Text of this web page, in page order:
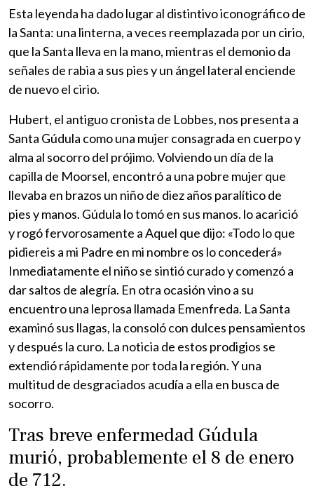
Esta leyenda ha dado lugar al distintivo iconográfico de
la Santa: una linterna, a veces reemplazada por un cirio,
que la Santa lleva en la mano, mientras el demonio da
señales de rabia a sus pies y un ángel lateral enciende
de nuevo el cirio.
Hubert, el antiguo cronista de Lobbes, nos presenta a
Santa Gúdula como una mujer consagrada en cuerpo y
alma al socorro del prójimo. Volviendo un día de la
capilla de Moorsel, encontró a una pobre mujer que
llevaba en brazos un niño de diez años paralítico de
pies y manos. Gúdula lo tomó en sus manos. lo acarició
y rogó fervorosamente a Aquel que dijo: «Todo lo que
pidiereis a mi Padre en mi nombre os lo concederá»
Inmediatamente el niño se sintió curado y comenzó a
dar saltos de alegría. En otra ocasión vino a su
encuentro una leprosa llamada Emenfreda. La Santa
examinó sus llagas, la consoló con dulces pensamientos
y después la curo. La noticia de estos prodigios se
extendió rápidamente por toda la región. Y una
multitud de desgraciados acudía a ella en busca de
socorro.
Tras breve enfermedad Gúdula
murió, probablemente el 8 de enero
de 712.